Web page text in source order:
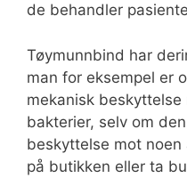
de behandler
Tøymunnbind har
man for eksempel er
mekanisk
bakterier, selv om
beskyttelse mot
på butikken eller ta